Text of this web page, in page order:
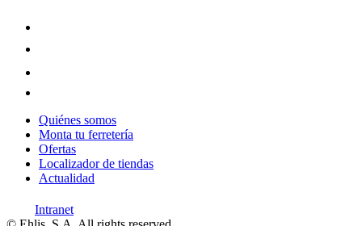
Quiénes somos
Monta tu ferretería
Ofertas
Localizador de tiendas
Actualidad
Intranet